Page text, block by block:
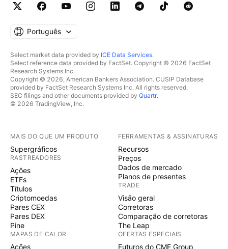
Português
Select market data provided by ICE Data Services.
Select reference data provided by FactSet. Copyright © 2026 FactSet
Research Systems Inc.
Copyright © 2026, American Bankers Association. CUSIP Database
provided by FactSet Research Systems Inc. All rights reserved.
SEC filings and other documents provided by Quartr.
© 2026 TradingView, Inc.
MAIS DO QUE UM PRODUTO
Supergráficos
RASTREADORES
Ações
ETFs
Títulos
Criptomoedas
Pares CEX
Pares DEX
Pine
MAPAS DE CALOR
Ações
FERRAMENTAS & ASSINATURAS
Recursos
Preços
Dados de mercado
Planos de presentes
TRADE
Visão geral
Corretoras
Comparação de corretoras
The Leap
OFERTAS ESPECIAIS
Futuros do CME Group